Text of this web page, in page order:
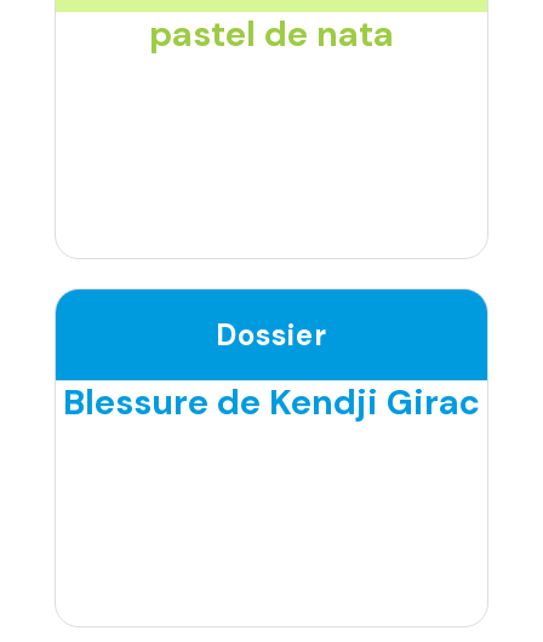
pastel de nata
Dossier
Blessure de Kendji Girac